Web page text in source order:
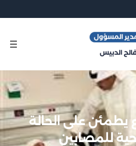
يطمئن على الحالة
للمصابين